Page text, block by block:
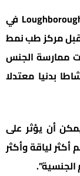
وقالت البروفيسور أماندا دالي، من جامعة Loughborough في
قبل مركز طب نمط
ممارسة الجنس
بدنيا معتدلا
أن يؤثر على
لياقة وأكثر